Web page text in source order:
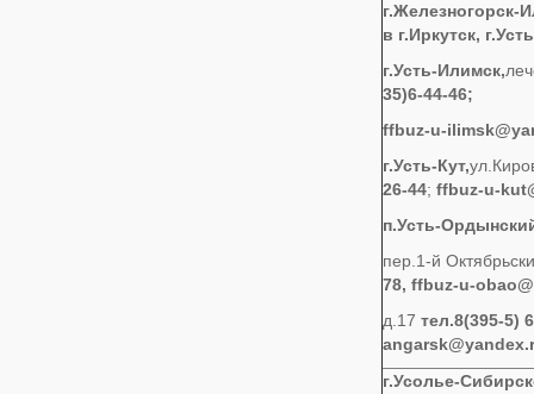
г.Железногорск-
в г.Иркутск,
г.Усть-Илимск,
35)6-44-46;
ffbuz-u-
г.Усть-Кут,
26-44; ffbuz-u-
п.Усть-
пер.1-й
78, ffbuz-u-obao
д.17 тел.8(395-5)
г.Усолье-